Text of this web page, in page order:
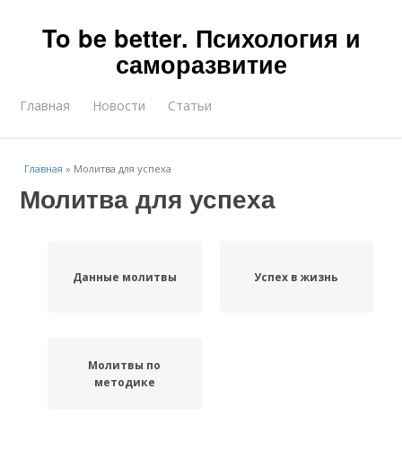
To be better. Психология и
саморазвитие
Главная Новости Статьи
Главная » Молитва для успеха
Молитва для успеха
Данные молитвы Успех в жизнь
Молитвы по
методике